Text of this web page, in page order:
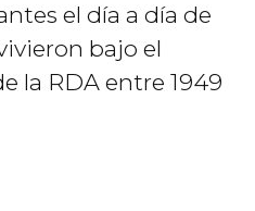
el día a día de
bajo el
la RDA entre 1949